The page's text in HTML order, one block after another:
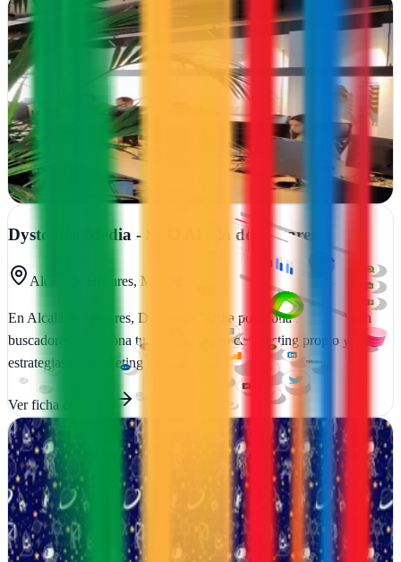
DominioZero
A Coruña
Transformamos ideas en estrategias digitales efectivas. En A
Coruña, diseñamos experiencias visuales que conectan con tu
audiencia y potencian tu presencia…
Ver ficha completa
Dystopica Media - SEO Alcalá de Henares
Alcalá de Henares, Madrid
En Alcalá de Henares, Dystopica Media posiciona tu negocio en
buscadores y gestiona tu presencia web con hosting propio y
estrategias de marketing integral
Ver ficha
Entre Cometes Agència
Cambrils, Tarragona
Transformamos negocios en Cambrils mediante estrategias de
ecommerce, diseño creativo y publicidad que generan resultados